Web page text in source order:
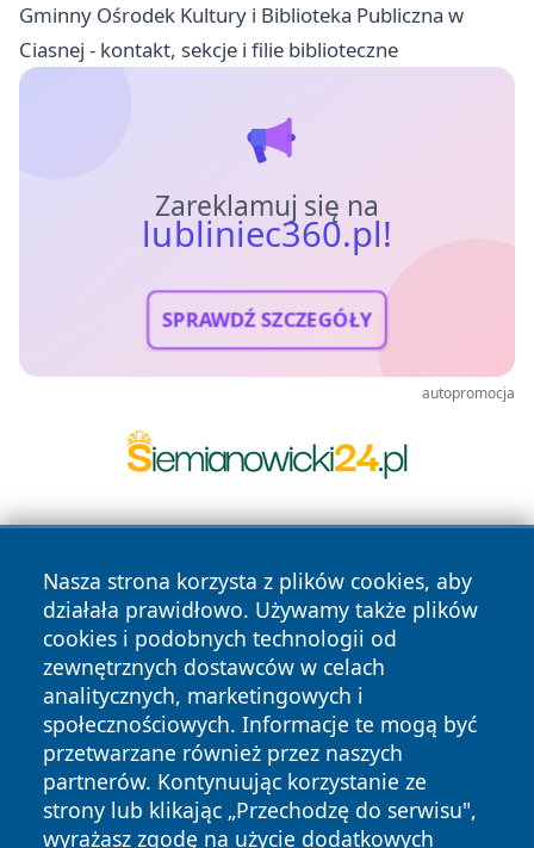
Gminny Ośrodek Kultury i Biblioteka Publiczna w
Ciasnej - kontakt, sekcje i filie biblioteczne
Zareklamuj się na
lubliniec360.pl!
SPRAWDŹ SZCZEGÓŁY
autopromocja
Nasza strona korzysta z plików cookies, aby
działała prawidłowo. Używamy także plików
cookies i podobnych technologii od
zewnętrznych dostawców w celach
analitycznych, marketingowych i
społecznościowych. Informacje te mogą być
przetwarzane również przez naszych
partnerów. Kontynuując korzystanie ze
strony lub klikając „Przechodzę do serwisu",
wyrażasz zgodę na użycie dodatkowych
Copyright © 2026 lubliniec360.pl Wszystkie prawa
zastrzeżone.
News Autorzy
Polityka
Prywatności
Polityka
Cookies